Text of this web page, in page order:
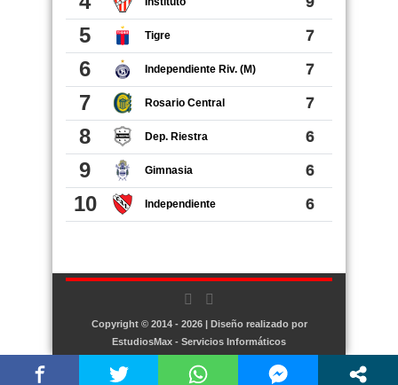
Copyright © 2014 - 2026 | Diseño realizado por
EstudiosMax - Servicios Informáticos